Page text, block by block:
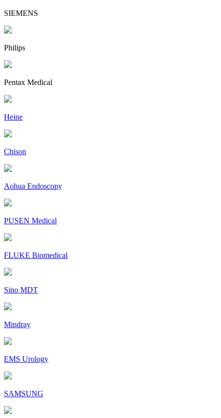
SIEMENS
Philips
Pentax Medical
Heine
Chison
Aohua Endoscopy
PUSEN Medical
FLUKE Biomedical
Sino MDT
Mindray
EMS Urology
SAMSUNG